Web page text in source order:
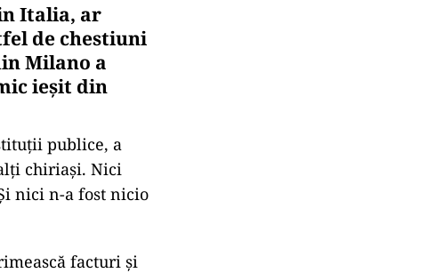
Italia, ar
de chestiuni
Milano a
ieșit din
publice, a
chiriași. Nici
nici n-a fost nicio
facturi și